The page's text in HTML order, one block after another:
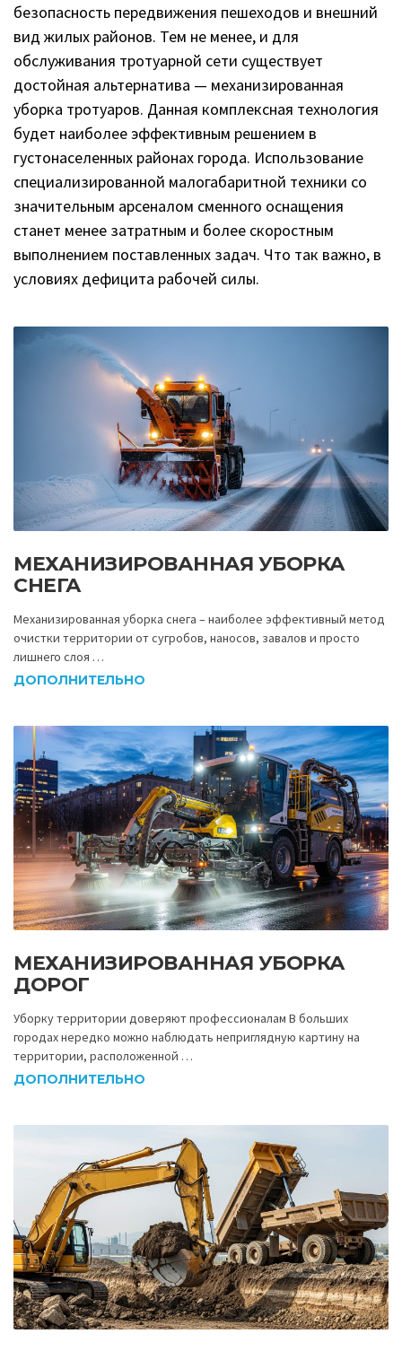
безопасность передвижения пешеходов и внешний
вид жилых районов. Тем не менее, и для
обслуживания тротуарной сети существует
достойная альтернатива — механизированная
уборка тротуаров. Данная комплексная технология
будет наиболее эффективным решением в
густонаселенных районах города. Использование
специализированной малогабаритной техники со
значительным арсеналом сменного оснащения
станет менее затратным и более скоростным
выполнением поставленных задач. Что так важно, в
условиях дефицита рабочей силы.
МЕХАНИЗИРОВАННАЯ УБОРКА
СНЕГА
Механизированная уборка снега – наиболее эффективный метод
очистки территории от сугробов, наносов, завалов и просто
лишнего слоя …
ДОПОЛНИТЕЛЬНО
МЕХАНИЗИРОВАННАЯ УБОРКА
ДОРОГ
Уборку территории доверяют профессионалам В больших
городах нередко можно наблюдать неприглядную картину на
территории, расположенной …
ДОПОЛНИТЕЛЬНО